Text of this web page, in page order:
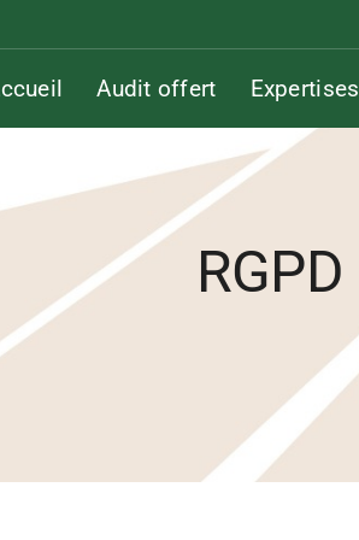
Audit offert Expertises
RGPD